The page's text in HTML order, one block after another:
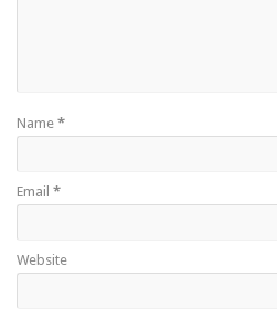
Name *
Email *
Website